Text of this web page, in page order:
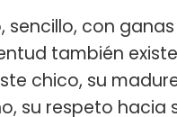
sencillo, con
también
chico, su
su respeto hacia